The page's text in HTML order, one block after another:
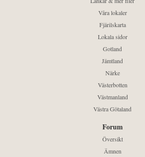
Våra lokaler
Fjärilskarta
Lokala sidor
Gotland
Jämtland
Närke
Västerbotten
Västmanland
Västra Götaland
Forum
Översikt
Ämnen